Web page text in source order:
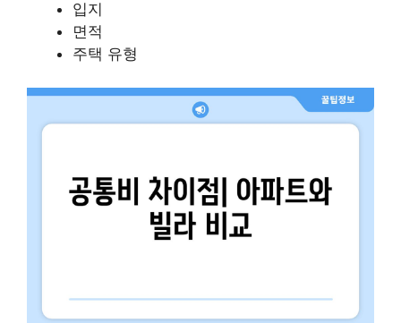
입지
면적
주택 유형